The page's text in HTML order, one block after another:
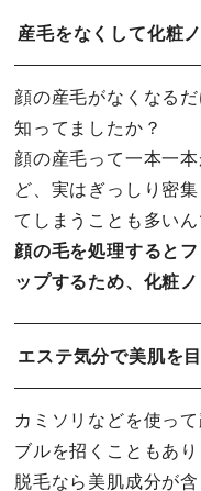
産毛をなくして化粧
顔の産毛がなくなる
知ってましたか？
顔の産毛って一本一
ど、実はぎっしり密
てしまうことも多いん
顔の毛を処理すると
ップするため、化粧
エステ気分で美肌を
カミソリなどを使っ
ブルを招くこともあり
脱毛なら美肌成分が